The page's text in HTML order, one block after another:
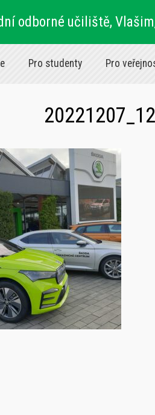
odborné učiliště,
Pro studenty Pro